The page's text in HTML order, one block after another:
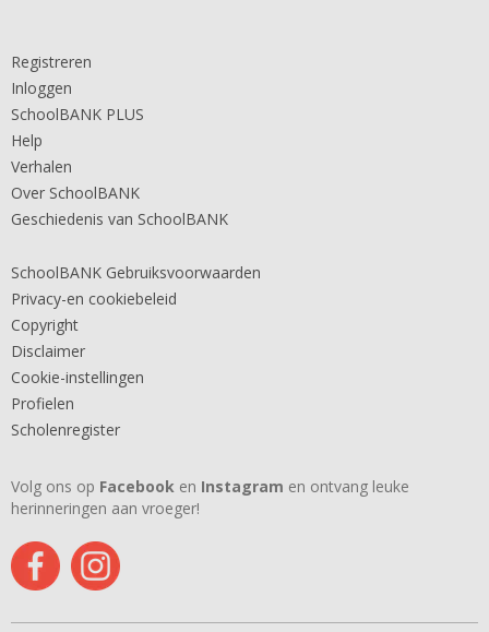
Registreren
Inloggen
SchoolBANK PLUS
Help
Verhalen
Over SchoolBANK
Geschiedenis van SchoolBANK
SchoolBANK Gebruiksvoorwaarden
Privacy-en cookiebeleid
Copyright
Disclaimer
Cookie-instellingen
Profielen
Scholenregister
Volg ons op Facebook en Instagram en ontvang leuke
herinneringen aan vroeger!